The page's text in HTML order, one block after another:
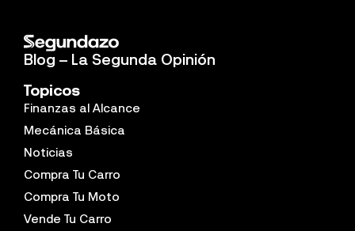
Blog – La Segunda Opinión
Topicos
Finanzas al Alcance
Mecánica Básica
Noticias
Compra Tu Carro
Compra Tu Moto
Vende Tu Carro